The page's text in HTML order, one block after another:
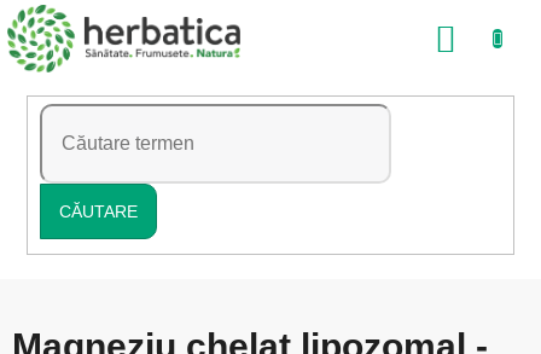
Treci
la
conținut
CĂUTARE
COŞ
Magneziu chelat lipozomal -